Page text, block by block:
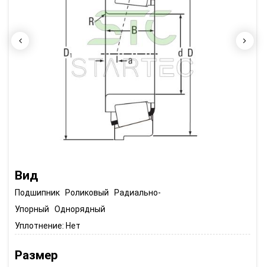
Вид
Подшипник Роликовый Радиально-
Упорный Однорядный
Уплотнение: Нет
Размер